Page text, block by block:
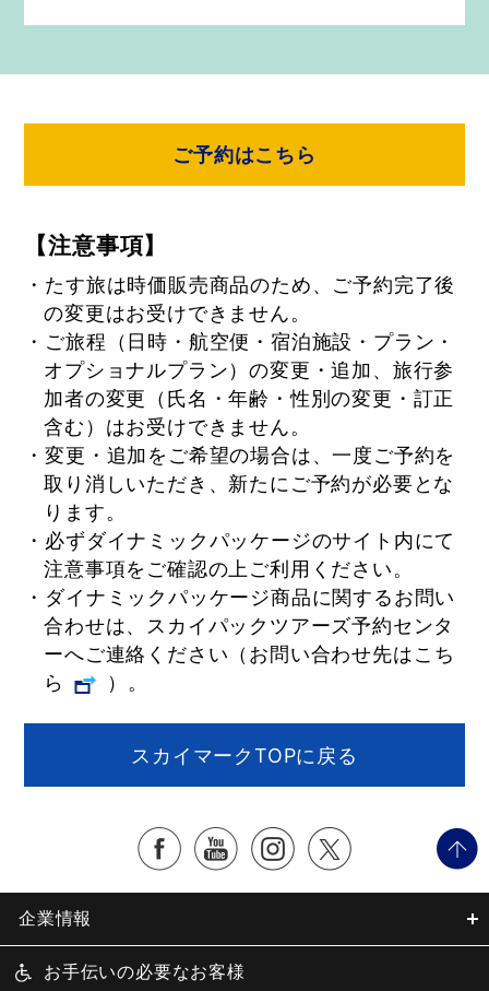
ご予約はこちら
【注意事項】
・たす旅は時価販売商品のため、ご予約完了後
の変更はお受けできません。
・ご旅程（日時・航空便・宿泊施設・プラン・
オプショナルプラン）の変更・追加、旅行参
加者の変更（氏名・年齢・性別の変更・訂正
含む）はお受けできません。
・変更・追加をご希望の場合は、一度ご予約を
取り消しいただき、新たにご予約が必要とな
ります。
・必ずダイナミックパッケージのサイト内にて
注意事項をご確認の上ご利用ください。
・ダイナミックパッケージ商品に関するお問い
合わせは、スカイパックツアーズ予約センタ
ーへご連絡ください（お問い合わせ先はこち
ら
）。
スカイマークTOPに戻る
企業情報
お手伝いの必要なお客様